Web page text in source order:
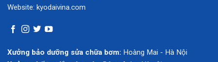
Website: kyodaivina.com
Xưởng bảo dưỡng sửa chữa bơm: Hoàng Mai - Hà Nội